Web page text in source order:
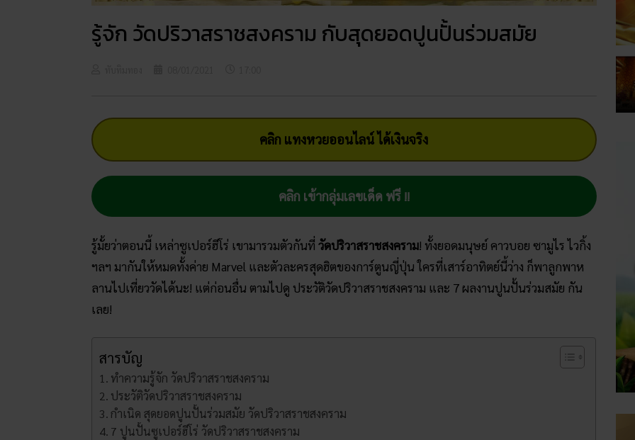
รู้จัก วัดปริวาสราชสงคราม กับสุดยอดปูนปั้นร่วมสมัย
คลิก แทงหวยออนไลน์ ได้เงินจริง
คลิก เข้ากลุ่มเลขเด็ด ฟรี !!
รู้มั้ยว่าตอนนี้ เหล่าซูเปอร์ฮีโร่ เขามารวมตัวกันที่ วัดปริวาสราชสงคราม! ทั้งยอดมนุษย์ คาวบอย ซามูไร ไวกิ้ง
ฯลฯ มากันให้หมดทั้งค่าย Marvel และตัวละครสุดฮิตของการ์ตูนญี่ปุ่น ใครที่เสาร์อาทิตย์นี้ว่าง ก็พาลูกพาห
ลานไปเที่ยววัดได้นะ! แต่ก่อนอื่น ตามไปดู ประวัติวัดปริวาสราชสงคราม และ 7 ผลงานปูนปั้นร่วมสมัย กัน
เลย!
สารบัญ
ทำความรู้จัก วัดปริวาสราชสงคราม
ประวัติวัดปริวาสราชสงคราม
กำเนิด สุดยอดปูนปั้นร่วมสมัย วัดปริวาสราชสงคราม
7 ปูนปั้นซูเปอร์ฮีโร่ วัดปริวาสราชสงคราม